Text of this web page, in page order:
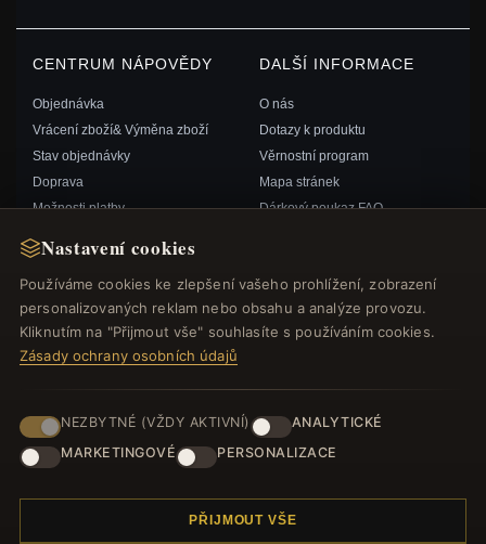
Nastavení cookies
Používáme cookies ke zlepšení vašeho prohlížení, zobrazení
personalizovaných reklam nebo obsahu a analýze provozu.
Kliknutím na "Přijmout vše" souhlasíte s používáním cookies.
Zásady ochrany osobních údajů
NEZBYTNÉ (VŽDY AKTIVNÍ)
ANALYTICKÉ
MARKETINGOVÉ
PERSONALIZACE
PŘIJMOUT VŠE
CENTRUM NÁPOVĚDY
Objednávka
Vrácení zboží& Výměna zboží
Stav objednávky
Doprava
Možnosti platby
Kontaktujte nás
DALŠÍ INFORMACE
O nás
Dotazy k produktu
Věrnostní program
Mapa stránek
Dárkový poukaz FAQ
RYCHLÉ ODKAZY
Nové produkty
Speciální nabídky
Blog
Recenze
Přihlásit se
SLEDUJTE NÁS